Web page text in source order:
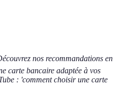
nos recommandations en
carte bancaire adaptée à vos
: 'comment choisir une carte